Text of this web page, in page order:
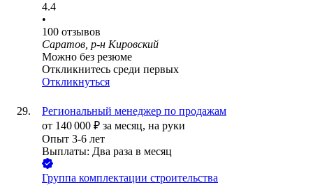
4.4
•
100 отзывов
Саратов, р-н Кировский
Можно без резюме
Откликнитесь среди первых
Откликнуться
Региональный менеджер по продажам
от 140 000 ₽ за месяц, на руки
Опыт 3-6 лет
Выплаты: Два раза в месяц
Группа комплектации строительства